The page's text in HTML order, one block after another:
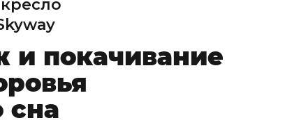
и покачивание
сна